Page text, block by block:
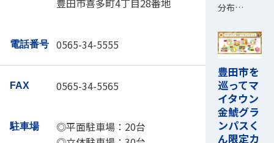
豊田市喜多町4丁目28番地
電話番号 0565-34-5555
FAX 0565-34-5565
駐車場
◎平面駐車場：20台
分布…
豊田市を
巡ってマ
イタウン
金鯱グラ
ンパスく
ん限定カ